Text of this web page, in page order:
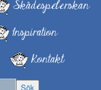
Skådespelerskan
Inspiration
Kontakt